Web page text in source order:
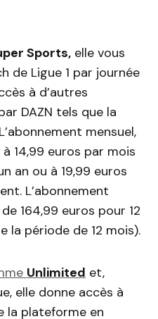
Sports, elle vous
de Ligue 1 par journée
à d’autres
DAZN tels que la
mensuel,
14,99 euros par mois
an ou à 19,99 euros
L’abonnement
164,99 euros pour 12
la période de 12 mois).
Unlimited et,
elle donne accès à
la plateforme en